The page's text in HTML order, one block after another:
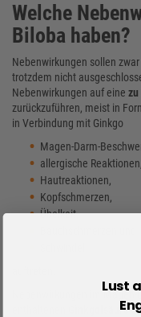
Welche
Biloba haben?
Nebenwirkungen sollen
trotzdem nicht
Nebenwirkungen auf eine zu
zurückzuführen, meist in
in Verbindung mit Ginkgo
Magen-Darm-
allergische Reaktionen,
Hautreaktionen,
Kopfschmerzen,
Übelkeit,
Nebenwirkungen im
Ginkgolsäure
Lust